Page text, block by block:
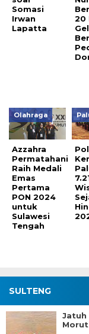
Somasi
Irwan
Lapatta
20
Olahraga
Azzahra
Permatahani
Raih Medali
Emas
Pertama
PON 2024
untuk
Sulawesi
Tengah
SULTENG
Jatuh